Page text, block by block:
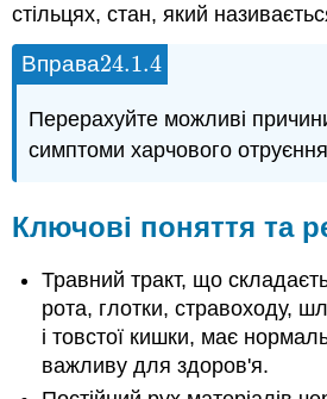
стільцях, стан, який
Вправа24.1.4
24.1.4
Перерахуйте можливі причини
симптоми харчового
Ключові поняття та
Травний тракт, що
рота, глотки, стравоходу,
і товстої кишки, має
важливу для здоров'я.